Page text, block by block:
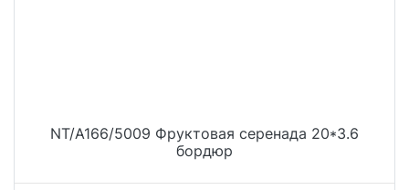
NT/A166/5009 Фруктовая серенада 20*3.6
бордюр